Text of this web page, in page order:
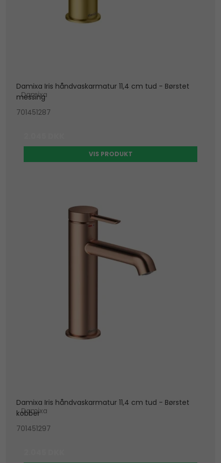
Damixa Iris håndvaskarmatur 11,4 cm tud - Børstet
messing
Damixa
701451287
VIS PRODUKT
Damixa Iris håndvaskarmatur 11,4 cm tud - Børstet
kobber
Damixa
701451297